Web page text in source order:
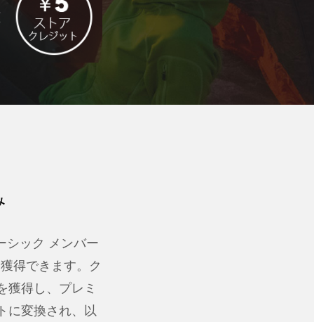
シック メンバー
得できます。ク
獲得し、プレミ
に変換され、以